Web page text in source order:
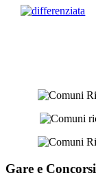
Gare e Concorsi